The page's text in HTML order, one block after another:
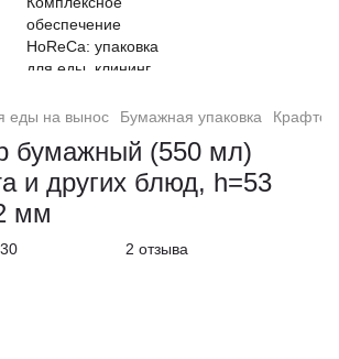
еды на вынос Бумажная упаковка
бумажный (550 мл)
и других блюд, h=53
мм
2 отзыва